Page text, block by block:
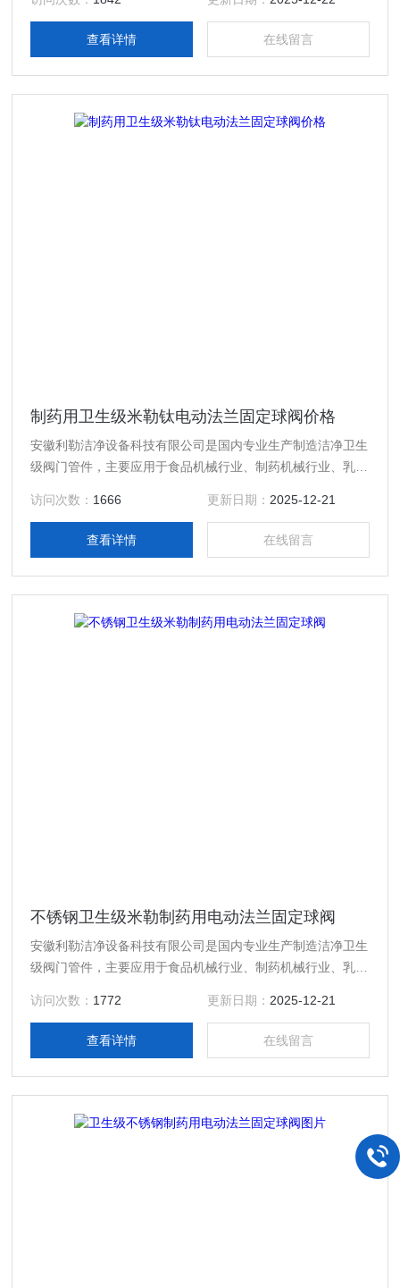
设备的专业生产厂家，产品规格齐全；产品主要有：米勒卫生
级制药用钛电动法兰固定球阀价格，真空接头，真空卡箍，真
法兰，KF接头，真空软管，真空波纹管等。
查看详情 在线留言
制药用卫生级米勒钛电动法兰固定球阀价格
安徽利勒洁净设备科技有限公司是国内专业生产制造洁净卫生
级阀门管件，主要应用于食品机械行业、制药机械行业、乳制
设备的专业生产厂家，产品规格齐全；产品主要有：制药用卫
生级米勒钛电动法兰固定球阀价格，真空接头，真空卡箍，真
法兰，KF接头，真空软管，真空波纹管等。
访问次数： 1666 更新日期： 2025-12-21
查看详情 在线留言
不锈钢卫生级米勒制药用电动法兰固定球阀
安徽利勒洁净设备科技有限公司是国内专业生产制造洁净卫生
级阀门管件，主要应用于食品机械行业、制药机械行业、乳制
设备的专业生产厂家，产品规格齐全；产品主要有：不锈钢卫
生级米勒制药用电动法兰固定球阀，真空接头，真空卡箍，真
法兰，KF接头，真空软管，真空波纹管等。
访问次数： 1772 更新日期： 2025-12-21
查看详情 在线留言